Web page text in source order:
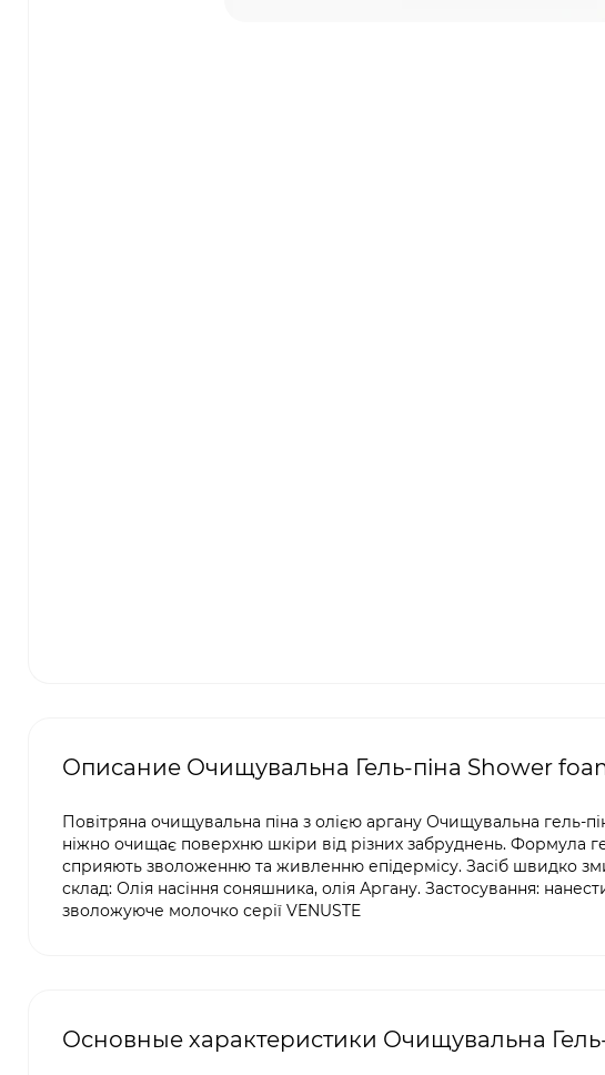
Описание Очищувальна Гель-піна Shower
Повітряна очищувальна піна з олією аргану Очищувальна гель-
ніжно очищає поверхню шкіри від різних забруднень. Формула
сприяють зволоженню та живленню епідермісу. Засіб швидко
склад: Олія насіння соняшника, олія Аргану. Застосування:
зволожуюче молочко серії VENUSTE
Основные характеристики Очищувальна